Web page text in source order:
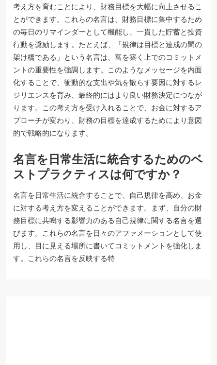
考え方を育むことにより、財務目標を大幅に向上させるこ
とができます。これらの名言は、財務目標に集中するため
の毎日のリマインダーとして機能し、一貫した貯蓄と投資
行動を奨励します。たとえば、「規律は目標と達成の間の
架け橋である」という名言は、富を築く上でのコミットメ
ントの重要性を強調します。このようなメッセージを内面
化することで、衝動的な支出や気を散らす要因に対するレ
ジリエンスを育み、最終的にはより良い財務決定につなが
ります。この考え方を受け入れることで、お金に対するア
プローチが変わり、財務の目標を達成するためにより意図
的で戦略的になります。
名言を日常生活に統合するためのベ
ストプラクティスは何ですか？
名言を日常生活に統合することで、自己規律を高め、お金
に対する考え方を変えることができます。まず、自分の財
務目標に共鳴する影響力のある自己規律に関する名言を選
びます。これらの名言を日々のアファメーションとして使
用し、目に見える場所に書いてコミットメントを強化しま
す。これらの名言を反映する特